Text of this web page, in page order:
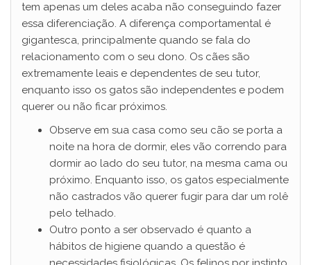
tem apenas um deles acaba não conseguindo fazer
essa diferenciação. A diferença comportamental é
gigantesca, principalmente quando se fala do
relacionamento com o seu dono. Os cães são
extremamente leais e dependentes de seu tutor,
enquanto isso os gatos são independentes e podem
querer ou não ficar próximos.
Observe em sua casa como seu cão se porta a
noite na hora de dormir, eles vão correndo para
dormir ao lado do seu tutor, na mesma cama ou
próximo. Enquanto isso, os gatos especialmente
não castrados vão querer fugir para dar um rolê
pelo telhado.
Outro ponto a ser observado é quanto a
hábitos de higiene quando a questão é